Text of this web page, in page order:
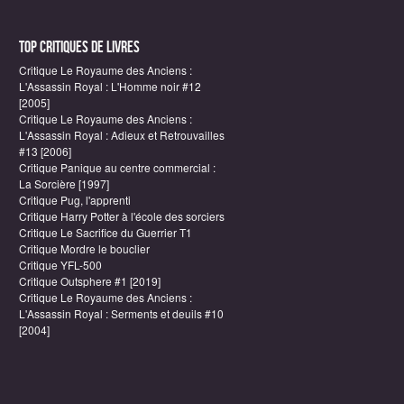
Top critiques de Livres
Critique Le Royaume des Anciens :
L'Assassin Royal : L'Homme noir #12
[2005]
Critique Le Royaume des Anciens :
L'Assassin Royal : Adieux et Retrouvailles
#13 [2006]
Critique Panique au centre commercial :
La Sorcière [1997]
Critique Pug, l'apprenti
Critique Harry Potter à l'école des sorciers
Critique Le Sacrifice du Guerrier T1
Critique Mordre le bouclier
Critique YFL-500
Critique Outsphere #1 [2019]
Critique Le Royaume des Anciens :
L'Assassin Royal : Serments et deuils #10
[2004]